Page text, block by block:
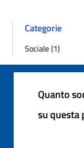
Categorie
Sociale (1)
Quanto
su questa